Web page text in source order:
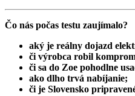
Čo nás počas testu zaujímalo?
aký je reálny dojazd
či výrobca robil
či sa do Zoe pohodlne
ako dlho trvá nabíjanie;
či je Slovensko